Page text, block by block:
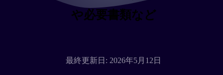
や必要書類など
最終更新日: 2026年5月12日